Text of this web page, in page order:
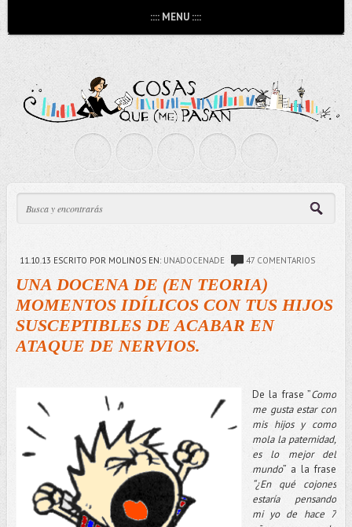
:::: MENU ::::
11.10.13 ESCRITO POR MOLINOS EN: UNADOCENADE 47 COMENTARIOS
UNA DOCENA DE (EN TEORIA)
MOMENTOS IDÍLICOS CON TUS HIJOS
SUSCEPTIBLES DE ACABAR EN
ATAQUE DE NERVIOS.
De la frase ”Como
me gusta estar con
mis hijos y como
mola la paternidad,
es lo mejor del
mundo” a la frase
“¿En qué cojones
estaría pensando
mi yo de hace 7